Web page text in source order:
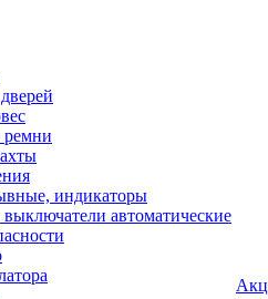
ремни
индикаторы
автоматические